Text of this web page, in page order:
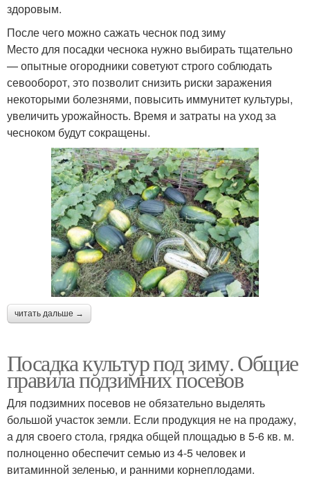
здоровым.
После чего можно сажать чеснок под зиму
Место для посадки чеснока нужно выбирать тщательно
— опытные огородники советуют строго соблюдать
севооборот, это позволит снизить риски заражения
некоторыми болезнями, повысить иммунитет культуры,
увеличить урожайность. Время и затраты на уход за
чесноком будут сокращены.
читать дальше →
Посадка культур под зиму. Общие
правила подзимних посевов
Для подзимних посевов не обязательно выделять
большой участок земли. Если продукция не на продажу,
а для своего стола, грядка общей площадью в 5-6 кв. м.
полноценно обеспечит семью из 4-5 человек и
витаминной зеленью, и ранними корнеплодами.